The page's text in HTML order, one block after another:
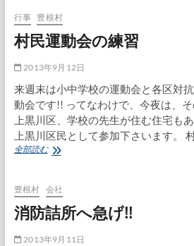
行事 豊根村
村民運動会の練習
2013年9月12日
来週末は小中学校の運動会と各区対
動会です!! ってなわけで、今夜は、
上黒川区、学校の先生が住む住宅も
上黒川区民として参加下さいます。
全部読む村
動
会
の
習
豊根村 会社
消防詰所へ急げ!!
2013年9月11日